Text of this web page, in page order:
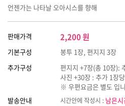
언젠가는 나타날 오아시스를 향해
판매가격 2,200원
기본구성
봉투 1장, 편지지 3장
추가구성
편지지 +7장(총 10장):
사진 +30장 : 추가 1장
※ 우편요금은 별도 입
발송안내
시간안에 작성시 : 남은